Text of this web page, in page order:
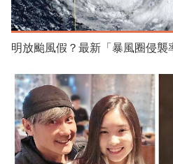
明放颱風假？最新「暴風圈侵